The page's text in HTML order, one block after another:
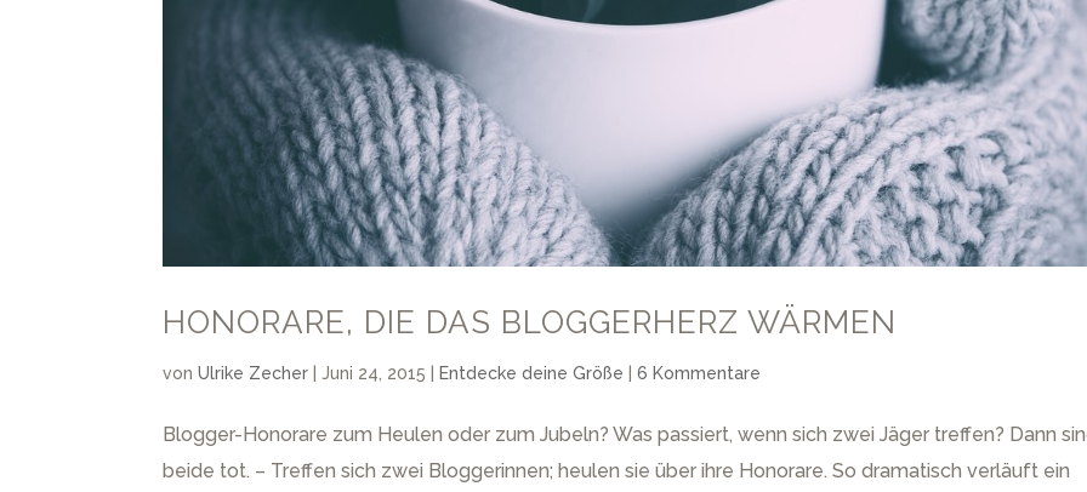
HONORARE, DIE DAS BLOGGERHERZ WÄRMEN
vonUlrike Zecher |Juni 24, 2015 Entdecke deine Größe |6 Kommentare
Blogger-Honorare zum Heulen oder zum Jubeln? Was passiert, wenn sich zwei Jäger treffen? Dann
beide tot. – Treffen sich zwei Bloggerinnen; heulen sie über ihre Honorare. So dramatisch verläuft ein